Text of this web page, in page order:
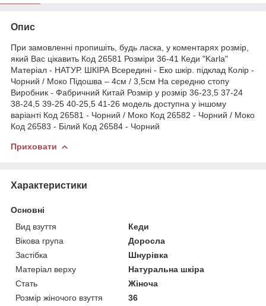
Опис
При замовленні пропишіть, будь ласка, у коментарях розмір,
який Вас цікавить Код 26581 Розміри 36-41 Кеди "Karla"
Матеріал - НАТУР. ШКІРА Всередині - Еко шкір. підклад Колір -
Чорний / Моко Підошва – 4см / 3,5см На середню стопу
Виробник - Фабричний Китай Розмір у розмір 36-23,5 37-24
38-24,5 39-25 40-25,5 41-26 модель доступна у іншому
варіанті Код 26581 - Чорний / Моко Код 26582 - Чорний / Моко
Код 26583 - Білий Код 26584 - Чорний
Приховати
Характеристики
Основні
Вид взуття
Кеди
Вікова група
Доросла
Застібка
Шнурівка
Матеріал верху
Натуральна шкіра
Стать
Жіноча
Розмір жіночого взуття
36